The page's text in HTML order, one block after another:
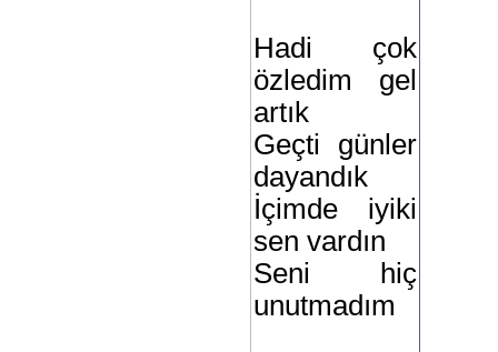
Hadi çok
özledim gel
artık
Geçti günler
dayandık
İçimde iyiki
sen vardın
Seni hiç
unutmadım